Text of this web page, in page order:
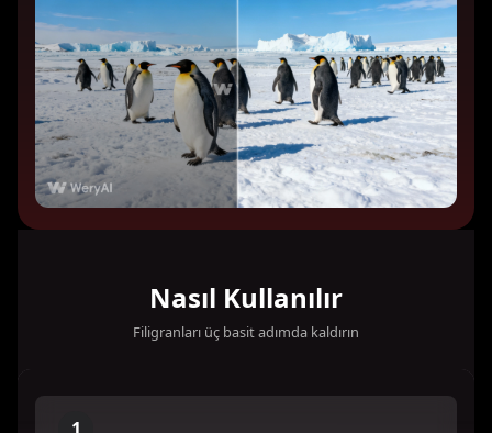
Nasıl Kullanılır
Filigranları üç basit adımda kaldırın